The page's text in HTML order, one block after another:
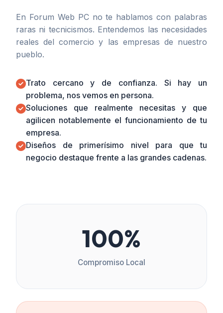
En Forum Web PC no te hablamos con palabras
raras ni tecnicismos. Entendemos las necesidades
reales del comercio y las empresas de nuestro
pueblo.
Trato cercano y de confianza. Si hay un
problema, nos vemos en persona.
Soluciones que realmente necesitas y que
agilicen notablemente el funcionamiento de tu
empresa.
Diseños de primerísimo nivel para que tu
negocio destaque frente a las grandes cadenas.
100%
Compromiso Local